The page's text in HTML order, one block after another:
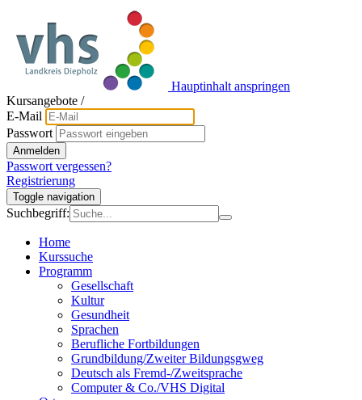
Hauptinhalt anspringen
Kursangebote /
E-Mail
Passwort
Anmelden
Passwort vergessen?
Registrierung
Toggle navigation
Suchbegriff:
Home
Kurssuche
Programm
Gesellschaft
Kultur
Gesundheit
Sprachen
Berufliche Fortbildungen
Grundbildung/Zweiter Bildungsgweg
Deutsch als Fremd-/Zweitsprache
Computer & Co./VHS Digital